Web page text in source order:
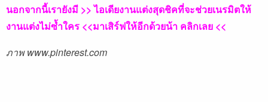
นอกจากนี้เรายังมี >> ไอเดียงานแต่งสุดชิคที่จะช่วยเนรมิตให้
งานแต่งไม่ซ้ำใคร <<มาเสิร์ฟให้อีกด้วยน้า คลิกเลย <<
ภาพ www.pinterest.com